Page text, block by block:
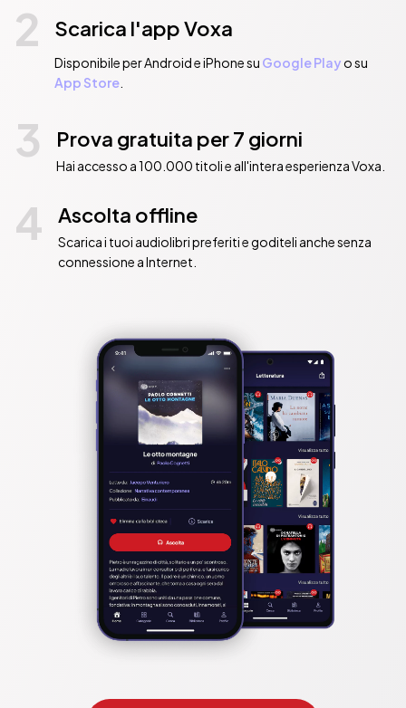
2 Scarica l'app Voxa
Disponibile per Android e iPhone su Google Playo su
App Store.
3 Prova gratuita per 7 giorni
Hai accesso a 100.000 titoli e all'intera esperienza Voxa.
4 Ascolta offline
Scarica i tuoi audiolibri preferiti e goditeli anche senza
connessione a Internet.